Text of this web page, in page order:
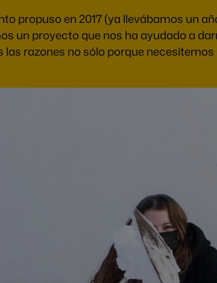
propuso en 2017 (ya llevábamos un
un proyecto que nos ha ayudado a
razones no sólo porque